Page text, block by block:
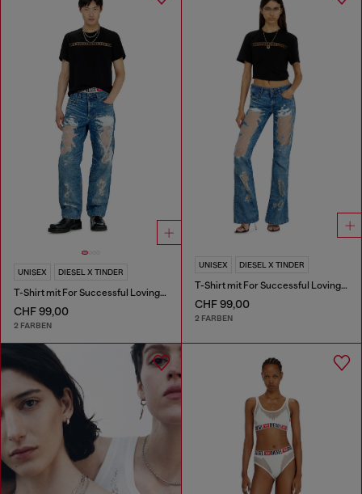
UNISEX DIESEL X TINDER
T-Shirt mit For Successful Loving Logo
CHF 99,00
2 FARBEN
UNISEX DIESEL X TINDER
T-Shirt mit For Successful Loving Logo
CHF 99,00
2 FARBEN